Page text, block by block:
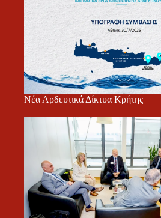
Νέα Αρδευτικά Δίκτυα Κρήτης